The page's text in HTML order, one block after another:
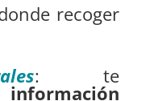
recoger
: te
información